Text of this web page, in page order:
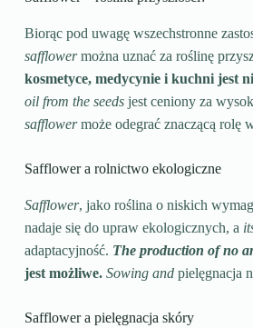
Biorąc pod uwagę wszechstronne
safflowermożna uznać za roślinę
kosmetyce, medycynie i kuchni jest
oil from the seedsjest ceniony za
safflowermoże odegrać znaczącą rolę
Safflower a rolnictwo ekologiczne
Safflower, jako roślina o niskich
nadaje się do upraw ekologicznych, a
adaptacyjność. The production of no
jest możliwe. Sowing andpielęgnacja
Safflower a pielęgnacja skóry